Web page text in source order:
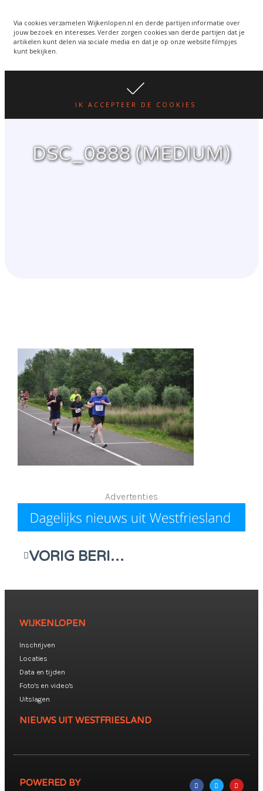
Via cookies verzamelen Wijkenlopen.nl en derde partijen informatie over
jouw bezoek en interesses. Verder zorgen cookies van derde partijen dat je
artikelen kunt delen via sociale media en dat je op onze website filmpjes
kunt bekijken.
IK ACCEPTEER DE COOKIES
wordt een week verplaatst
i.v.m. warmte. lees hier
WIJKENLOPEN.NL
DSC_0888 (MEDIUM)
Advertenties
VORIG BERICHT
WIJKENLOPEN
Inschrijven
Locaties
Data en tijden
Foto's en video's
Uitslagen
NIEUWS UIT WESTFRIESLAND
POWERED BY